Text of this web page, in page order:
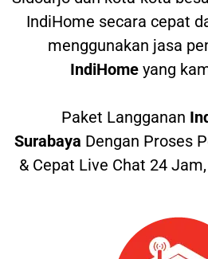
IndiHome secara cepat
menggunakan jasa
IndiHome yang
Paket Langganan
Surabaya Dengan Proses
& Cepat Live Chat 24